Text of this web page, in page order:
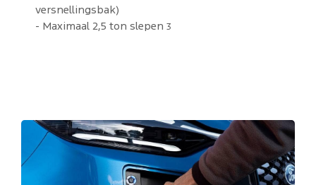
versnellingsbak)
- Maximaal 2,5 ton slepen
3